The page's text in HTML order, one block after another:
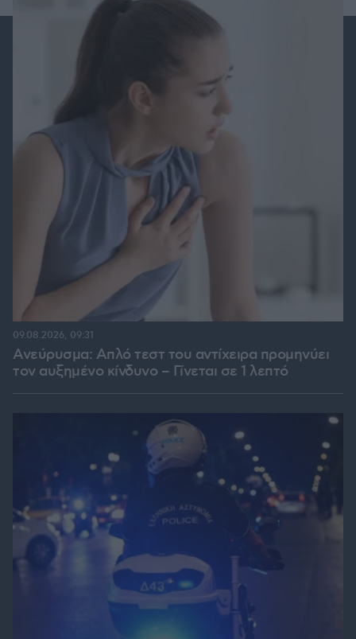
Ανεύρυσμα: Απλό τεστ του αντίχειρα προμηνύει
τον αυξημένο κίνδυνο – Γίνεται σε 1 λεπτό
09.08.2026, 09:31